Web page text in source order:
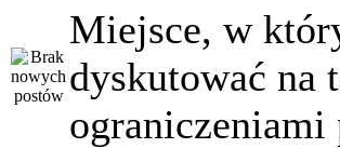
Miejsce, w
dyskutować na
ograniczeniami